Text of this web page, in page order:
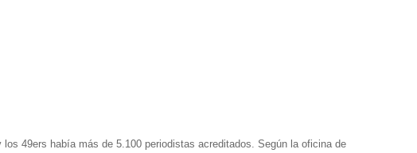
49ers había más de 5.100 periodistas acreditados. Según la oficina de